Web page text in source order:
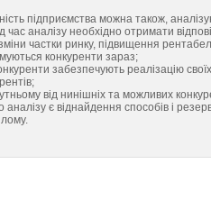
підприємства можна також,
час аналізу необхідно отримати
частки ринку, підвищення
конкуренти зараз;
забезпечують реалізацію
від нинішніх та можливих
є віднайдення способів і